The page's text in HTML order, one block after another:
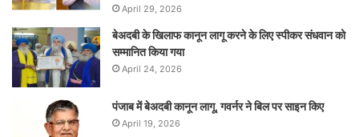
April 29, 2026
बेअदबी के खिलाफ कानून लागू करने के लिए स्पीकर संधवान को
सम्मानित किया गया
April 24, 2026
पंजाब में बेअदबी कानून लागू, गवर्नर ने बिल पर साइन किए
April 19, 2026